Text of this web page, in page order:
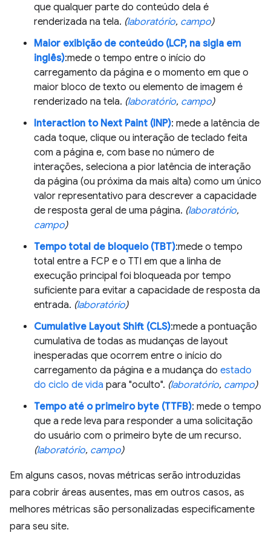
que qualquer parte do conteúdo dela é
renderizada na tela. (laboratório, campo)
Maior exibição de conteúdo (LCP, na sigla em
inglês):mede o tempo entre o início do
carregamento da página e o momento em que o
maior bloco de texto ou elemento de imagem é
renderizado na tela. (laboratório, campo)
Interaction to Next Paint (INP): mede a latência de
cada toque, clique ou interação de teclado feita
com a página e, com base no número de
interações, seleciona a pior latência de interação
da página (ou próxima da mais alta) como um único
valor representativo para descrever a capacidade
de resposta geral de uma página. (laboratório,
campo)
Tempo total de bloqueio (TBT):mede o tempo
total entre a FCP e o TTI em que a linha de
execução principal foi bloqueada por tempo
suficiente para evitar a capacidade de resposta da
entrada. (laboratório)
Cumulative Layout Shift (CLS):mede a pontuação
cumulativa de todas as mudanças de layout
inesperadas que ocorrem entre o início do
carregamento da página e a mudança do estado
do ciclo de vida para "oculto". (laboratório, campo)
Tempo até o primeiro byte (TTFB): mede o tempo
que a rede leva para responder a uma solicitação
do usuário com o primeiro byte de um recurso.
(laboratório, campo)
Em alguns casos, novas métricas serão introduzidas
para cobrir áreas ausentes, mas em outros casos, as
melhores métricas são personalizadas especificamente
para seu site.